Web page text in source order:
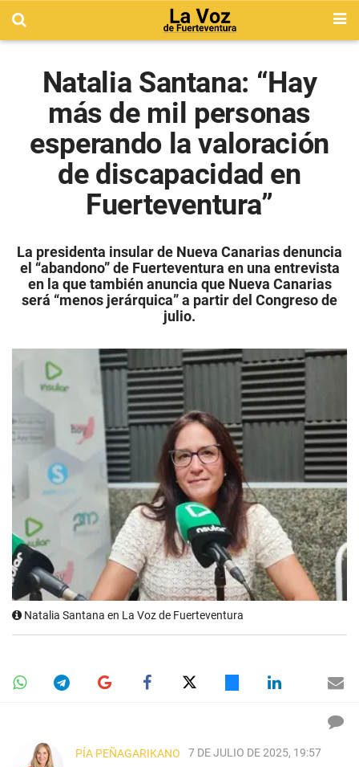
Natalia Santana: “Hay
más de mil personas
esperando la valoración
de discapacidad en
Fuerteventura”
La presidenta insular de Nueva Canarias denuncia
el “abandono” de Fuerteventura en una entrevista
en la que también anuncia que Nueva Canarias
será “menos jerárquica” a partir del Congreso de
julio.
Natalia Santana en La Voz de Fuerteventura
PÍA PEÑAGARIKANO 7 DE JULIO DE 2025, 19:57